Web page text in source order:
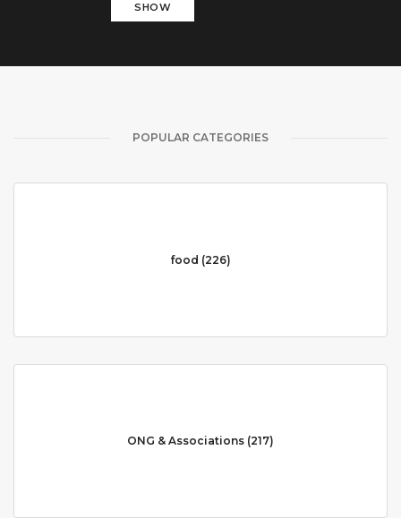
SHOW
POPULAR CATEGORIES
food (226)
ONG & Associations (217)